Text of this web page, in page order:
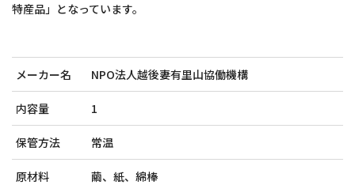
特産品」となっています。
メーカー名 NPO法人越後妻有里山協働機構
内容量 1
保管方法 常温
原材料 繭、紙、綿棒